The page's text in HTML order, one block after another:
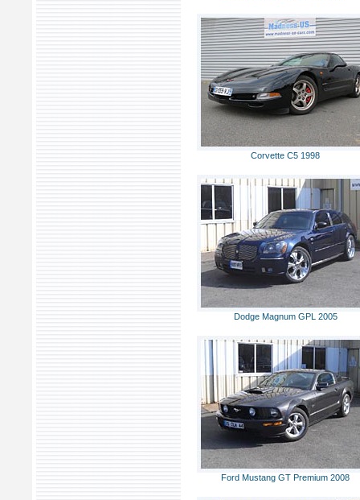
Corvette C5 1998
Dodge Magnum GPL 2005
Ford Mustang GT Premium 2008